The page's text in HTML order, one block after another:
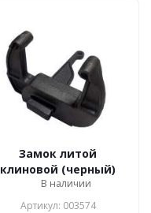
Замок литой
клиновой (черный)
В наличии
Артикул: 003574